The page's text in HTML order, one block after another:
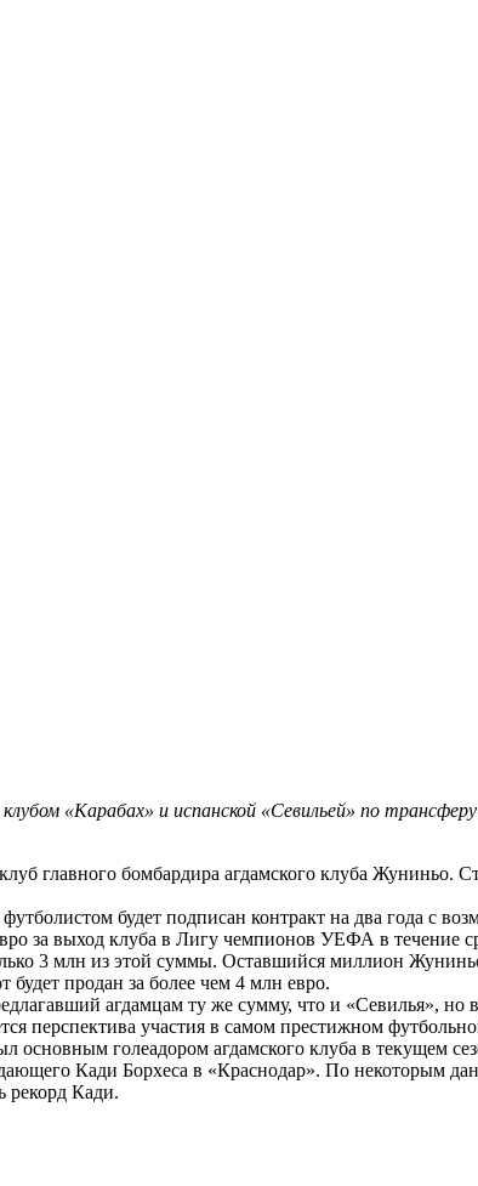
«Карабах» и испанской «Севильей» по трансферу
главного бомбардира агдамского клуба Жуниньо.
будет подписан контракт на два года с
за выход клуба в Лигу чемпионов УЕФА в течение
3 млн из этой суммы. Оставшийся миллион
продан за более чем 4 млн евро.
агдамцам ту же сумму, что и «Севилья», но
перспектива участия в самом престижном
голеадором агдамского клуба в текущем
Кади Борхеса в «Краснодар». По некоторым
рекорд Кади.